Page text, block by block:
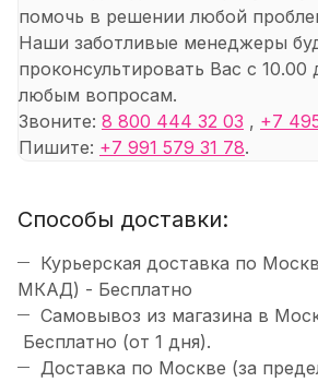
помочь в решении любой
Наши заботливые менеджеры
проконсультировать Вас с 10.00
любым вопросам.
Звоните: 8 800 444 32 03 , +7
Пишите: +7 991 579 31 78.
Способы доставки:
Курьерская доставка по
МКАД) - Бесплатно
Самовывоз из магазина в
Бесплатно (от 1 дня).
Доставка по Москве (за